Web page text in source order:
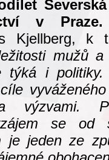
v Praze.
Kjellberg,
mužů
i
výzvami.
se od
je jeden ze